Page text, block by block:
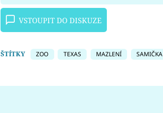
VSTOUPIT DO DISKUZE
ŠTÍTKY ZOO TEXAS MAZLENÍ SAMIČKA